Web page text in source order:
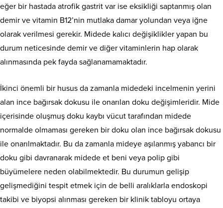
eğer bir hastada atrofik gastrit var ise eksikliği saptanmış olan
demir ve vitamin B12’nin mutlaka damar yolundan veya iğne
olarak verilmesi gerekir. Midede kalıcı değişiklikler yapan bu
durum neticesinde demir ve diğer vitaminlerin hap olarak
alınmasında pek fayda sağlanamamaktadır.
İkinci önemli bir husus da zamanla midedeki incelmenin yerini
alan ince bağırsak dokusu ile onarılan doku değişimleridir. Mide
içerisinde oluşmuş doku kaybı vücut tarafından midede
normalde olmaması gereken bir doku olan ince bağırsak dokusu
ile onarılmaktadır. Bu da zamanla mideye aşılanmış yabancı bir
doku gibi davranarak midede et beni veya polip gibi
büyümelere neden olabilmektedir. Bu durumun gelişip
gelişmediğini tespit etmek için de belli aralıklarla endoskopi
takibi ve biyopsi alınması gereken bir klinik tabloyu ortaya